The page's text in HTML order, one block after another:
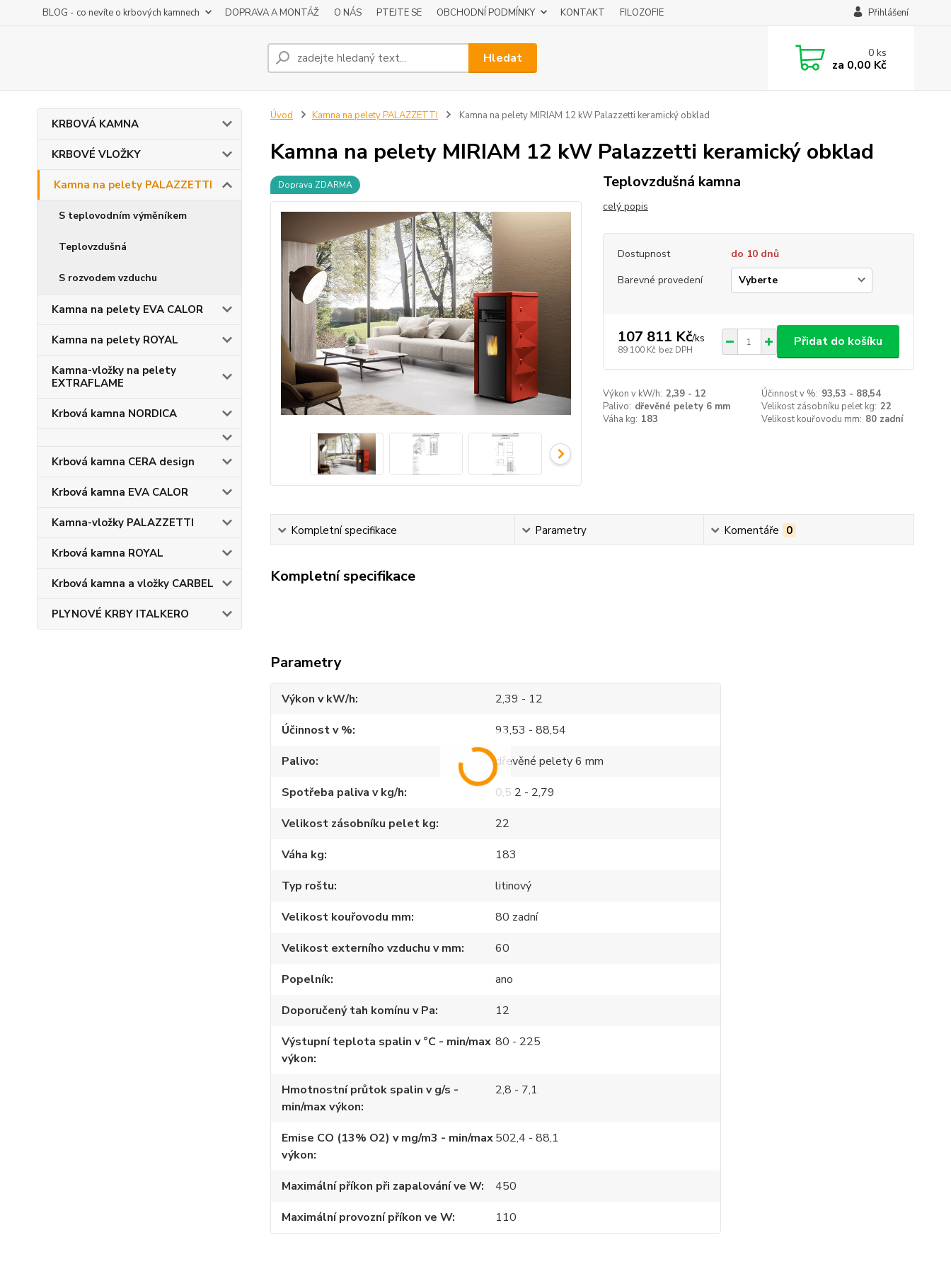
BLOG - co nevíte o krbových kamnech DOPRAVA A MONTÁŽ O NÁS PTEJTE SE OBCHODNÍ PODMÍNKY KONTAKT FILOZOFIE Přihlášení
Hledat 0ks
za 0,00 Kč
KRBOVÁ KAMNA
KRBOVÉ VLOŽKY
Kamna na pelety PALAZZETTI
S teplovodním výměníkem
Teplovzdušná
S rozvodem vzduchu
Kamna na pelety EVA CALOR
Kamna na pelety ROYAL
Kamna-vložky na pelety
EXTRAFLAME
Krbová kamna NORDICA
Krbová kamna CERA design
Krbová kamna EVA CALOR
Kamna-vložky PALAZZETTI
Krbová kamna ROYAL
Krbová kamna a vložky CARBEL
PLYNOVÉ KRBY ITALKERO
Úvod Kamna na pelety PALAZZETTI Kamna na pelety MIRIAM 12 kW Palazzetti keramický obklad
Kamna na pelety MIRIAM 12 kW Palazzetti keramický obklad
Doprava ZDARMA Teplovzdušná kamna
celý popis
Dostupnost
do 10 dnů
Barevné provedení
107 811 Kč/ks
89 100 Kč bez DPH
Přidat do košíku
Výkon v kW/h: 2,39 - 12 Účinnost v %: 93,53 - 88,54
Palivo: dřevěné pelety 6 mm Velikost zásobníku pelet kg: 22
Váha kg: 183 Velikost kouřovodu mm: 80 zadní
Kompletní specifikace Parametry Komentáře 0
Kompletní specifikace
Parametry
Výkon v kW/h
2,39 - 12
Účinnost v %
93,53 - 88,54
Palivo
dřevěné pelety 6 mm
Spotřeba paliva v kg/h
0,5 2 - 2,79
Velikost zásobníku pelet kg
22
Váha kg
183
Typ roštu
litinový
Velikost kouřovodu mm
80 zadní
Velikost externího vzduchu v mm
60
Popelník
ano
Doporučený tah komínu v Pa
12
Výstupní teplota spalin v °C - min/max
výkon
80 - 225
Hmotnostní průtok spalin v g/s -
min/max výkon
2,8 - 7,1
Emise CO (13% O2) v mg/m3 - min/max
výkon
502,4 - 88,1
Maximální příkon při zapalování ve W
450
Maximální provozní příkon ve W
110